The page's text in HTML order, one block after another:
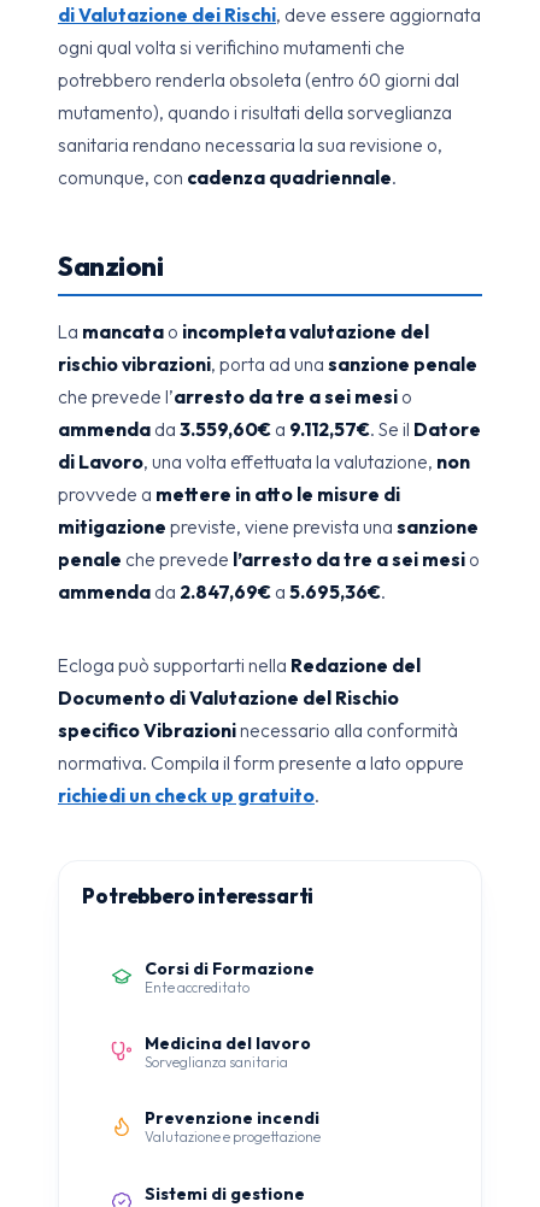
di Valutazione dei Rischi, deve essere aggiornata
ogni qual volta si verifichino mutamenti che
potrebbero renderla obsoleta (entro 60 giorni dal
mutamento), quando i risultati della sorveglianza
sanitaria rendano necessaria la sua revisione o,
comunque, con cadenza quadriennale.
Sanzioni
La mancata o incompletavalutazione del
rischio vibrazioni, porta ad una sanzione penale
che prevede l’arresto da tre a sei mesi o
ammenda da 3.559,60€ a 9.112,57€. Se il Datore
di Lavoro, una volta effettuata la valutazione, non
provvede a mettere in atto le misure di
mitigazione previste, viene prevista una sanzione
penale che prevede l’arresto da tre a sei mesi o
ammenda da 2.847,69€ a 5.695,36€.
Ecloga può supportarti nella Redazione del
Documento di Valutazione del Rischio
specifico Vibrazioninecessario alla conformità
normativa. Compila il form presente a lato oppure
richiedi un check up gratuito.
Potrebbero interessarti
Corsi di Formazione
Ente accreditato
Medicina del lavoro
Sorveglianza sanitaria
Prevenzione incendi
Valutazione e progettazione
Sistemi di gestione